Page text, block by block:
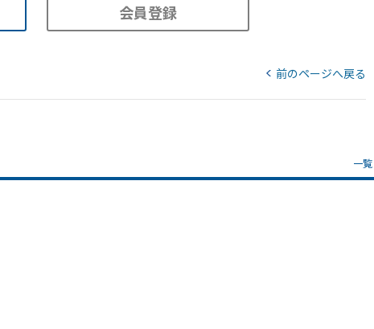
会員登録
前のページへ戻る
一覧